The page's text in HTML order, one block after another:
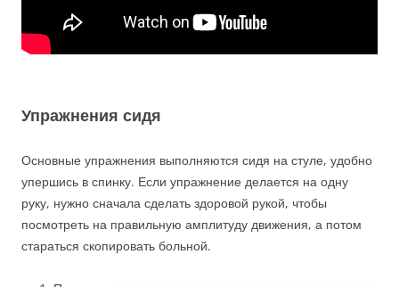
Упражнения сидя
Основные упражнения выполняются сидя на стуле, удобно
упершись в спинку. Если упражнение делается на одну
руку, нужно сначала сделать здоровой рукой, чтобы
посмотреть на правильную амплитуду движения, а потом
стараться скопировать больной.